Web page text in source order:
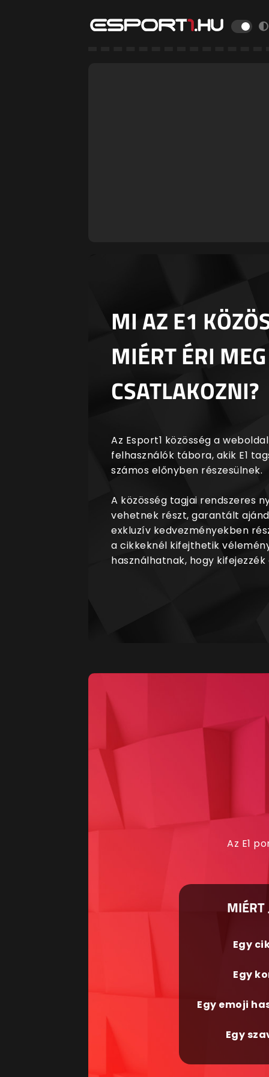
MI AZ E1
MIÉRT ÉRI MEG
CSATLAKOZNI?
Az Esport1 közösség a
felhasználók tábora, akik E1
számos előnyben részesülnek.
A közösség tagjai rendszeres
vehetnek részt, garantált
exkluzív kedvezményekben
a cikkeknél kifejthetik
használhatnak, hogy
Az E1
MIÉRT
Egy
Egy
Egy emoji
Egy